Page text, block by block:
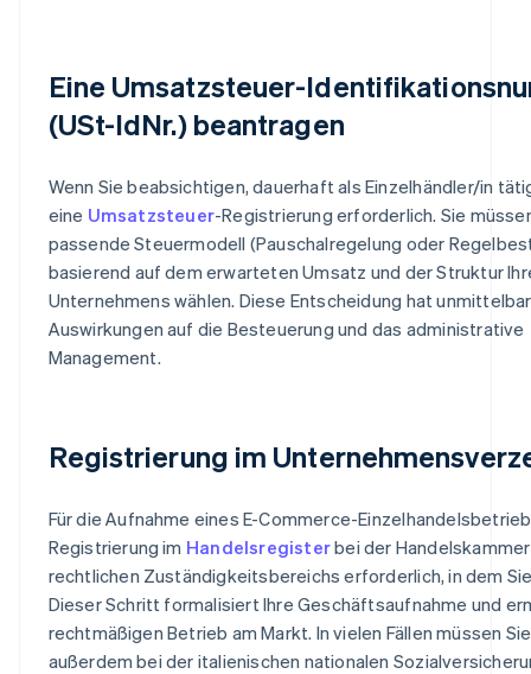
Eine Umsatzsteuer-
(USt-IdNr.) beantragen
Wenn Sie beabsichtigen, dauerhaft als Einzelhändler/in
eine Umsatzsteuer-Registrierung erforderlich. Sie
passende Steuermodell (Pauschalregelung oder
basierend auf dem erwarteten Umsatz und der Struktur
Unternehmens wählen. Diese Entscheidung hat
Auswirkungen auf die Besteuerung und das administrative
Management.
Registrierung im
Für die Aufnahme eines E-Commerce-
Registrierung im Handelsregisterbei der
rechtlichen Zuständigkeitsbereichs erforderlich, in dem
Dieser Schritt formalisiert Ihre Geschäftsaufnahme und
rechtmäßigen Betrieb am Markt. In vielen Fällen müssen
außerdem bei der italienischen nationalen